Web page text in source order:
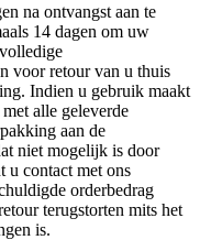
na ontvangst aan te
14 dagen om uw
voor retour van u thuis
Indien u gebruik maakt
alle geleverde
aan de
niet mogelijk is door
u contact met ons
orderbedrag
terugstorten mits het
is.